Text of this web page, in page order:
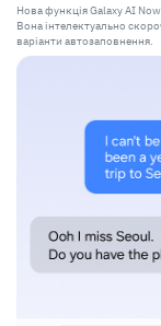
Нова функція Galaxy AI Now
Вона інтелектуально
варіанти автозаповнення.